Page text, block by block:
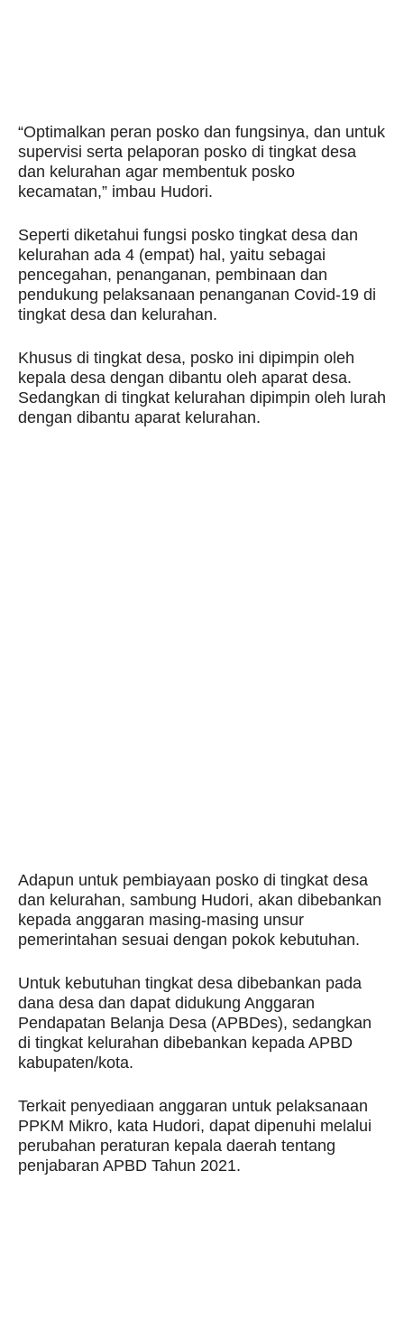
“Optimalkan peran posko dan fungsinya, dan untuk
supervisi serta pelaporan posko di tingkat desa
dan kelurahan agar membentuk posko
kecamatan,” imbau Hudori.
Seperti diketahui fungsi posko tingkat desa dan
kelurahan ada 4 (empat) hal, yaitu sebagai
pencegahan, penanganan, pembinaan dan
pendukung pelaksanaan penanganan Covid-19 di
tingkat desa dan kelurahan.
Khusus di tingkat desa, posko ini dipimpin oleh
kepala desa dengan dibantu oleh aparat desa.
Sedangkan di tingkat kelurahan dipimpin oleh lurah
dengan dibantu aparat kelurahan.
Adapun untuk pembiayaan posko di tingkat desa
dan kelurahan, sambung Hudori, akan dibebankan
kepada anggaran masing-masing unsur
pemerintahan sesuai dengan pokok kebutuhan.
Untuk kebutuhan tingkat desa dibebankan pada
dana desa dan dapat didukung Anggaran
Pendapatan Belanja Desa (APBDes), sedangkan
di tingkat kelurahan dibebankan kepada APBD
kabupaten/kota.
Terkait penyediaan anggaran untuk pelaksanaan
PPKM Mikro, kata Hudori, dapat dipenuhi melalui
perubahan peraturan kepala daerah tentang
penjabaran APBD Tahun 2021.